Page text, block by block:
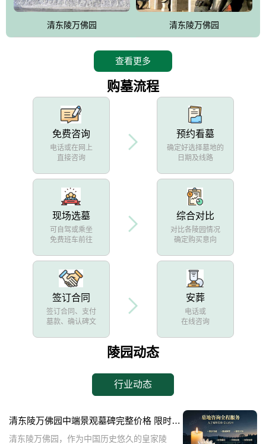
设计建造各种墓地墓位3万个；主体建筑金宝塔，墓位容量8万个，
能适应不同消费阶层的需求，为客户提供墓碑设计制作服务、特色
清东陵万佛园 清东陵万佛园
查看更多
购墓流程
免费咨询
电话或在网上
直接咨询
预约看墓
确定好选择墓地的
日期及线路
现场选墓
可自驾或乘坐
免费班车前往
综合对比
对比各陵园情况
确定购买意向
签订合同
签订合同、支付
墓款、确认碑文
安葬
电话或
在线咨询
陵园动态
行业动态
清东陵万佛园中端景观墓碑完整价格 限时减免多年管理费详解
清东陵万佛园，作为中国历史悠久的皇家陵